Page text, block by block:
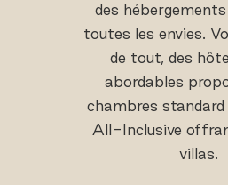
des
toutes les envies.
de tout, des
abordables
chambres
All-Inclusive
villas.